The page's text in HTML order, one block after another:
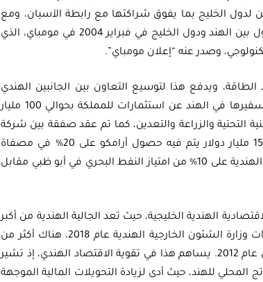
لدول الخليج بما يفوق شراكتها مع رابطة الآسيان، ومع
الاتحاد الأوروبي أيضًا. وقد انعقد المؤتمر الصناعي الأول بين الهند ودول الخليج في فبراير 2004 في مومباي، الذي
وصدر عنه “إعلان مومباي”.
ويدفع هذا لتوسيع التعاون بين الجانبين الهندي
والخليجي. فقد شهد عام 2020 إعلان السعودية عبر سفيرها في الهند عن استثمارات للمملكة بحوالي 100 مليار
التحتية والزراعة والتعدين، كما تم عقد صفقة بين شركة
أرامكو السعودية وريلاينس إندستريز الهندية بقيمة 15 مليار دولار يتم فيه حصول أرامكو على 20% في مصفاة
جامناجار الهندية. وقد استحوذت شركة ONGC Videsh الهندية على 10% من امتياز النفط البحري في أبو ظبي مقابل
الهندية الخليجية، حيث تعد الجالية الهندية من أكبر
الجاليات الأجنبية المتواجدة في الخليج، إذ وفقًا لتقديرات وزارة الشئون الخارجية الهندية عام 2018، هناك أكثر من
8.5 ملايين هندي بدول الخليج مقارنةً بـ5.7 ملايين هندي عام 2012. يساهم هذا في تقوية الاقتصاد الهندي، إذ تشير
أكثر من 54% من إجمالي الناتج المحلي للهند، حيث أدى لزيادة التحويلات المالية الموجهة